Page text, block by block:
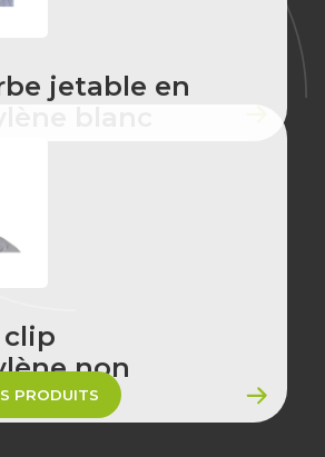
jetable en
blanc
non
PRODUITS